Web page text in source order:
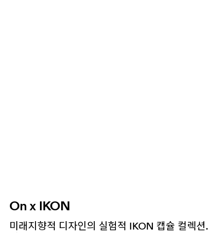
On x IKON
미래지향적 디자인의 실험적 IKON 캡슐 컬렉션.